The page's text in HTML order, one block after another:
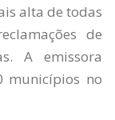
alta de todas
de
A emissora
municípios no